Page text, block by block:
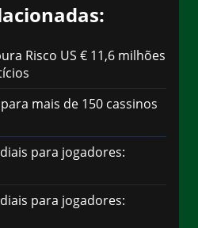
Risco US € 11,6 milhões
mais de 150 cassinos
para jogadores:
para jogadores: